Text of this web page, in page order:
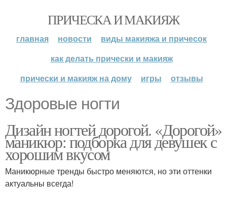
ПРИЧЕСКА И МАКИЯЖ
главная новости
виды макияжа и причесок
как делать прически и макияж
прически и макияж на дому
игры отзывы
Здоровые ногти
Дизайн ногтей дорогой. «Дорогой»
маникюр: подборка для девушек с
хорошим вкусом
Маникюрные тренды быстро меняются, но эти оттенки
актуальны всегда!